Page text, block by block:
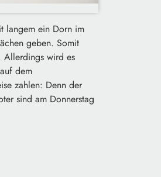
langem ein Dorn im
geben. Somit
Allerdings wird es
dem
zahlen: Denn der
sind am Donnerstag